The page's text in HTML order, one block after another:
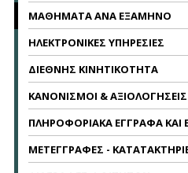
ΜΑΘΗΜΑΤΑ ΑΝΑ ΕΞΑΜΗΝΟ
ΗΛΕΚΤΡΟΝΙΚΕΣ ΥΠΗΡΕΣΙΕΣ
ΔΙΕΘΝΗΣ ΚΙΝΗΤΙΚΟΤΗΤΑ
ΚΑΝΟΝΙΣΜΟΙ & ΑΞΙΟΛΟΓΗΣΕΙΣ
ΠΛΗΡΟΦΟΡΙΑΚΑ ΕΓΓΡΑΦΑ ΚΑΙ
ΜΕΤΕΓΓΡΑΦΕΣ -